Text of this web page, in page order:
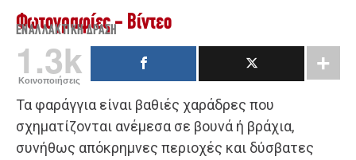
Φωτογραφίες - Βίντεο
ΕΝΑΛΛΑΚΤΙΚΉ ΔΡΆΣΗ
1.3k
Κοινοποιήσεις
Τα φαράγγια είναι βαθιές χαράδρες που
σχηματίζονται ανέμεσα σε βουνά ή βράχια,
συνήθως απόκρημνες περιοχές και δύσβατες